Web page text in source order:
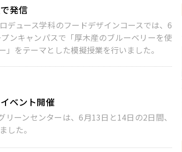
発信
デュース学科のフードデザインコースでは、6
ンキャンパスで「厚木産のブルーベリーを使
」をテーマとした模擬授業を行いました。
ベント開催
ーンセンターは、6月13日と14日の2日間、
した。